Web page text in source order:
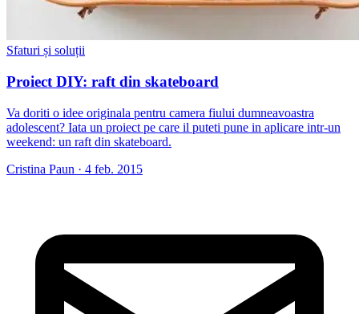
Sfaturi și soluții
Proiect DIY: raft din skateboard
Va doriti o idee originala pentru camera fiului dumneavoastra
adolescent? Iata un proiect pe care il puteti pune in aplicare intr-un
weekend: un raft din skateboard.
Cristina Paun · 4 feb. 2015